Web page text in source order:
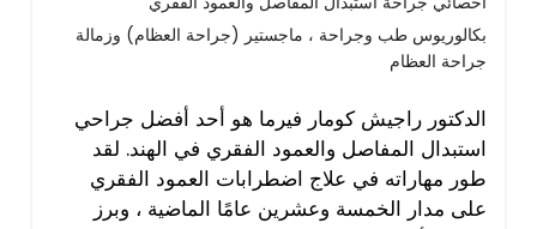
بكالوريوس طب وجراحة ، ماجستير (جراحة العظام) وزمالة
جراحة العظام
الدكتور راجيش كومار فيرما هو أحد أفضل جراحي
استبدال المفاصل والعمود الفقري في الهند. لقد
طور مهاراته في علاج اضطرابات العمود الفقري
على مدار الخمسة وعشرين عامًا الماضية ، وبرز